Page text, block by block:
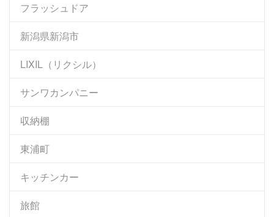
フラッシュドア
新潟県新潟市
LIXIL（リクシル）
サンワカンパニー
収納棚
東浦町
キッチンカー
旅館